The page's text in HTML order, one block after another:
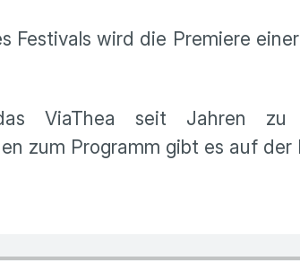
wird die Premiere
ViaThea seit Jahren
zum Programm gibt es auf der